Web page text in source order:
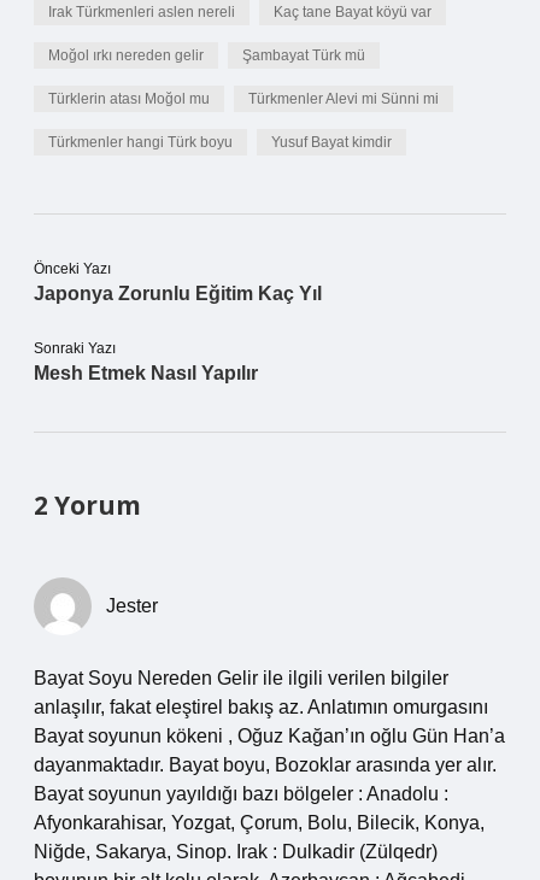
Irak Türkmenleri aslen nereli Kaç tane Bayat köyü var
Moğol ırkı nereden gelir Şambayat Türk mü
Türklerin atası Moğol mu Türkmenler Alevi mi Sünni mi
Türkmenler hangi Türk boyu Yusuf Bayat kimdir
Önceki Yazı
Japonya Zorunlu Eğitim Kaç Yıl
Sonraki Yazı
Mesh Etmek Nasıl Yapılır
2 Yorum
Jester
Bayat Soyu Nereden Gelir ile ilgili verilen bilgiler
anlaşılır, fakat eleştirel bakış az. Anlatımın omurgasını
Bayat soyunun kökeni , Oğuz Kağan’ın oğlu Gün Han’a
dayanmaktadır. Bayat boyu, Bozoklar arasında yer alır.
Bayat soyunun yayıldığı bazı bölgeler : Anadolu :
Afyonkarahisar, Yozgat, Çorum, Bolu, Bilecik, Konya,
Niğde, Sakarya, Sinop. Irak : Dulkadir (Zülqedr)